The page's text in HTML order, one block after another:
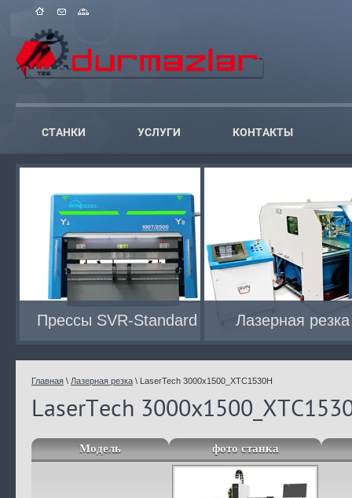
СТАНКИ УСЛУГИ КОНТАКТЫ
Прессы SVR-Standard Лазерная резка
Главная \ Лазерная резка \ LaserTech 3000x1500_XTC1530H
LaserTech
Модель фото станка